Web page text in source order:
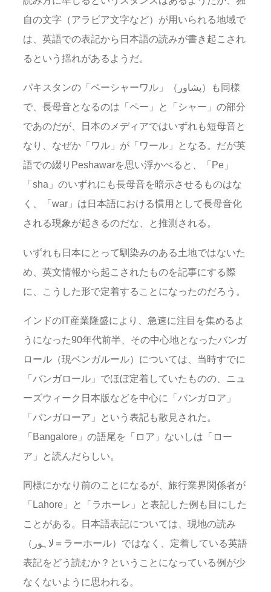
自の文字（アラビア文字など）が用いられる地域で
は、英語での表記から日本語の読みが書き起こされ
るという揺れがあるようだ。
パキスタンの「ペーシャーワル」（پشاور）も同様
で、長母音となるのは「ペー」と「シャー」の部分
であのだが、日本のメディアではいずれも短母音と
なり、なぜか「ワル」が「ワール」となる。だが英
語での綴りPeshawarを思い浮かべると、「Pe」
「sha」のいずれにも長母音を暗示させるものはな
く、「war」は日本語における慣用として長母音化
される現象が起きるのだな、と推測される。
いずれも日本にとって馴染みのある土地ではないた
め、英文情報から起こされたものを記事にする際
に、こうした形で定着することになったのだろう。
インドのIT産業隆盛により、急速に注目を集めるよ
うになった90年代前半、その中心地となったバンガ
ロール（現ベンガルール）については、当時すでに
「バンガロール」でほぼ定着していたものの、ニュ
ーズウィーク日本版などを中心に「バンガロア」
「バンガローア」という表記も散見された。
「Bangalore」の語尾を「ロア」ないしは「ロー
ア」と読んだらしい。
同様にかなり前のことになるが、旅行業界関係者が
「Lahore」と「ラホーレ」と表記した例も目にした
ことがある。日本語表記については、現地の読み
（لاہور＝ラーホール）ではなく、定着している英語
表記をどう読むか？ということになっている例が少
なくないように思われる。